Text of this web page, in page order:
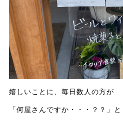
嬉しいことに、毎日数人の方が
「何屋さんですか・・・？？」と